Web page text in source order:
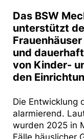
Das BSW
unterstützt
und
von Kinder-
den
Die Entwicklung
alarmierend.
wurden 2025 in
Fälle häuslicher